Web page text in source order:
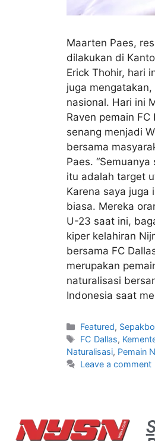
Maarten Paes,
dilakukan di
Erick Thohir, hari
juga
nasional. Hari ini
Raven pemain
senang menjadi
bersama
Paes.
itu adalah target
Karena saya juga
biasa. Mereka
U-23 saat ini,
kiper kelahiran
bersama FC
merupakan
naturalisasi
Indonesia saat
Featured,
FC Dallas,
Naturalisasi, Pemain
Leave a comment